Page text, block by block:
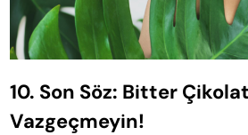
10. Son Söz: Bitter
Vazgeçmeyin!